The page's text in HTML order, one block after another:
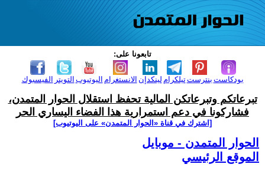
تابعونا على:
الفيسبوك التويتر اليوتيوب الانستغرام لينكدإن تيلكرامبنترست بودكاست
تبرعاتكم وتبرعاتكن المالية تحفظ استقلال الحوار المتمدن،
فشاركونا في دعم استمرارية هذا الفضاء اليساري الحر
[اشترك في قناة ‫«الحوار المتمدن» على اليوتيوب]
الحوار المتمدن - موبايل
الموقع الرئيسي